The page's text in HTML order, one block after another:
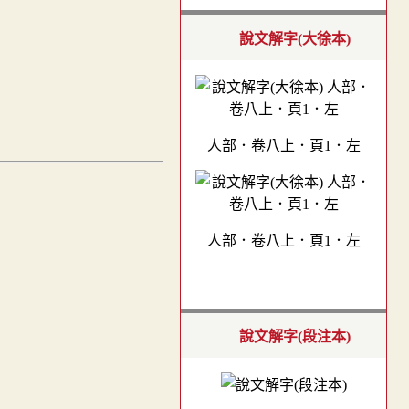
說文解字(大徐本)
人部．卷八上．頁1．左
人部．卷八上．頁1．左
說文解字(段注本)